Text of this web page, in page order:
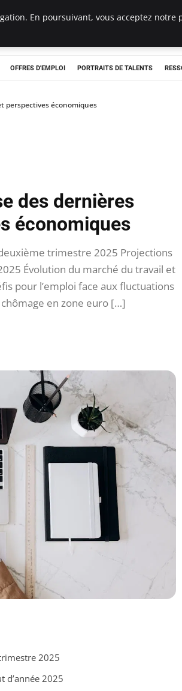
OFFRES D'EMPLOI PORTRAITS DE TALENTS
perspectives économiques
des dernières
économiques
trimestre 2025 Projections
Évolution du marché du travail et
pour l’emploi face aux fluctuations
en zone euro […]
2025
d’année 2025
En poursuivant, vous acceptez